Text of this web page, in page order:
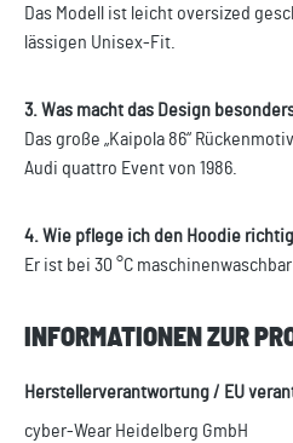
Das Modell ist leicht oversized
lässigen Unisex-Fit.
3. Was macht das Design
Das große „Kaipola 86“
Audi quattro Event von 1986.
4. Wie pflege ich den Hoodie
Er ist bei 30 °C
INFORMATIONEN ZUR
Herstellerverantwortung / EU
cyber-Wear Heidelberg GmbH